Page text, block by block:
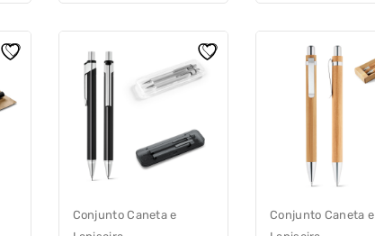
Conjunto Caneta e
Conjunto Caneta e